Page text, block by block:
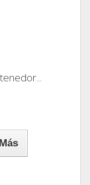
Más